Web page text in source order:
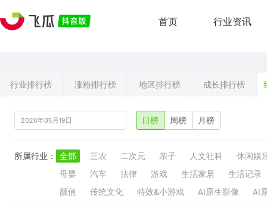
首页 行业资讯
行业排行榜 涨粉排行榜 地区排行榜 成长排行榜
日榜 周榜 月榜
所属行业： 全部 三农 二次元 亲子 人文社科
休闲娱
母婴
汽车 法律 游戏 生活家居
生活记录
颜值
传统文化 特效&小游戏 AI原生影像 AI